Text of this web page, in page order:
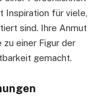
für viele,
sind. Ihre Anmut
einer Figur der
gemacht.